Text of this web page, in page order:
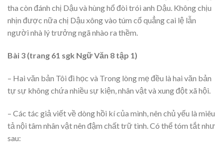
tha còn đánh chị Dậu và hùng hổ đòi trói anh Dậu. Không chịu
nhịn được nữa chị Dậu xông vào túm cổ quẳng cai lệ lẫn
người nhà lý trưởng ngã nhào ra thềm.
Bài 3 (trang 61 sgk Ngữ Văn 8 tập 1)
– Hai văn bản Tôi đi học và Trong lòng mẹ đều là hai văn bản
tự sự không chứa nhiều sự kiện, nhân vật và xung đột xã hội.
– Các tác giả viết về dòng hồi kí của mình, nên chủ yếu là miêu
tả nội tâm nhân vật nên đậm chất trữ tình. Có thể tóm tắt như
sau: